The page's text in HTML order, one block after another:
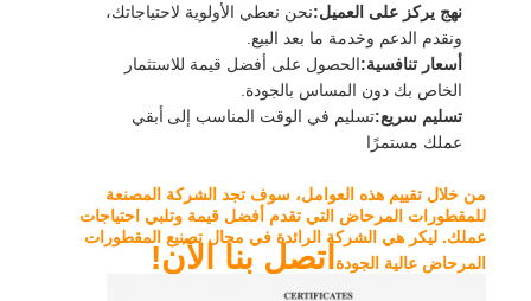
نهج يركز على العميل:نحن نعطي الأولوية لاحتياجاتك،
ونقدم الدعم وخدمة ما بعد البيع.
أسعار تنافسية:الحصول على أفضل قيمة للاستثمار
الخاص بك دون المساس بالجودة.
تسليم سريع:تسليم في الوقت المناسب إلى أبقي
عملك مستمرًا
من خلال تقييم هذه العوامل، سوف تجد الشركة المصنعة
للمقطورات المرحاض التي تقدم أفضل قيمة وتلبي احتياجات
عملك. ليكر هي الشركة الرائدة في مجال تصنيع المقطورات
المرحاض عالية الجودة اتصل بنا الآن!